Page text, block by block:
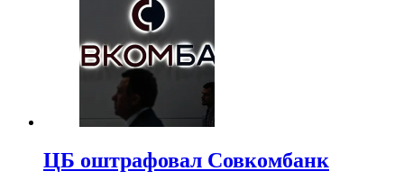
ЦБ оштрафовал Совкомбанк